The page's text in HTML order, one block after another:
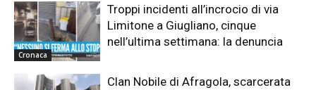
Cronaca
Troppi incidenti all’incrocio di via
Limitone a Giugliano, cinque
nell’ultima settimana: la denuncia
Clan Nobile di Afragola, scarcerata